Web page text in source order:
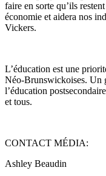
faire en sorte qu’ils
économie et aidera nos
Vickers.
L’éducation est une
Néo-Brunswickoises. Un
l’éducation
et tous.
CONTACT MÉDIA:
Ashley Beaudin